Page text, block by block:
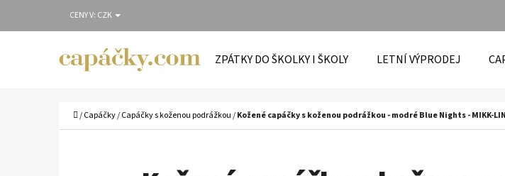
na
CENY V: CZK
ZPÁTKY DO ŠKOLKY I ŠKOLY LETNÍ VÝPRODEJ
Domů
/Capáčky/Capáčky s koženou podrážkou/Kožené capáčky s koženou podrážkou - modré Blue Nights - MIKK-
O
Zpět
do
Zpět
do